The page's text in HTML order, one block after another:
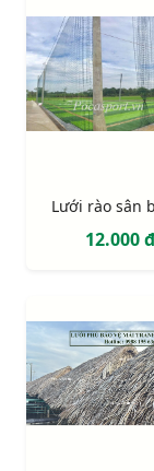
Lưới rào sân
12.000 đ